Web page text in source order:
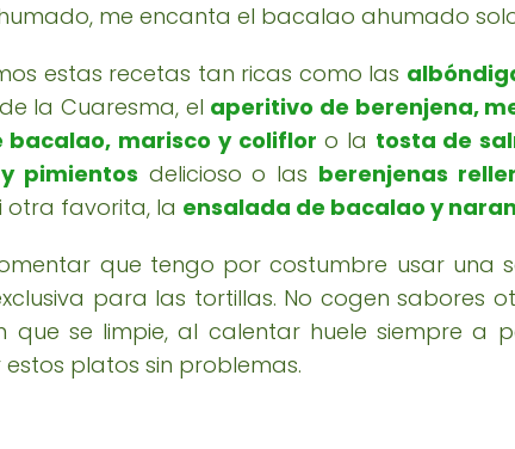
me encanta el bacalao ahumado
estas recetas tan ricas como las
la Cuaresma, el aperitivo de berenjena,
bacalao, marisco y coliflor o la tosta de
pimientos delicioso o las berenjenas
otra favorita, la ensalada de bacalao y
que tengo por costumbre usar una
para las tortillas. No cogen sabores
que se limpie, al calentar huele siempre a
platos sin problemas.